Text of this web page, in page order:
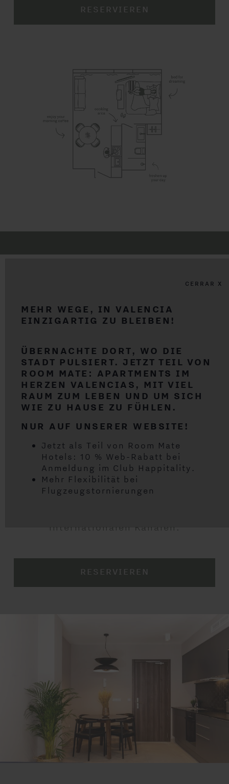
RESERVIEREN
1-SCHLAFZIMMER-
APPARTEMENT
Ein-Schlafzimmer-Wohnung für vier
Personen. Das Schlafzimmer hat ein
Doppelbett (1,80 m) oder zwei
Einzelbetten (jeweils 90 cm), Schrank
mit Safe und 49-Zoll-Smart-TV mit
internationalen Kanälen. Verfügt über
ein Badezimmer mit ebenerdiger
Körperpflegeprodukten.
Amerikanische Küche mit
Spülmaschine, Ceranfeld, Ofen,
Mikrowelle, Kühlschrank und
Küchenutensilien. Wohn-/Esszimmer
internationalen Kanälen.
RESERVIEREN
CERRAR X
MEHR WEGE, IN VALENCIA
EINZIGARTIG ZU BLEIBEN!
ÜBERNACHTE DORT, WO DIE
STADT PULSIERT. JETZT TEIL VON
ROOM MATE: APARTMENTS IM
HERZEN VALENCIAS, MIT VIEL
RAUM ZUM LEBEN UND UM SICH
WIE ZU HAUSE ZU FÜHLEN.
NUR AUF UNSERER WEBSITE!
Jetzt als Teil von Room Mate
Hotels: 10 % Web-Rabatt bei
Anmeldung im Club Happitality.
Mehr Flexibilität bei
Flugzeugstornierungen